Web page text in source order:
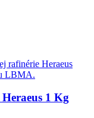
Heraeus 1 Kg